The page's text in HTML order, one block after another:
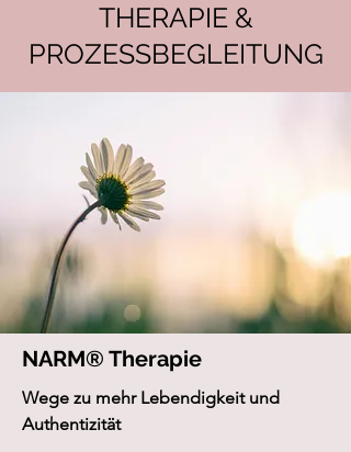
THERAPIE &
PROZESSBEGLEITUNG
NARM® Therapie
Wege zu mehr Lebendigkeit und
Authentizität